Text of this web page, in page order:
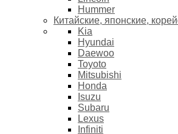
Hummer
Китайские, японские,
Kia
Hyundai
Daewoo
Toyoto
Mitsubishi
Honda
Isuzu
Subaru
Lexus
Infiniti